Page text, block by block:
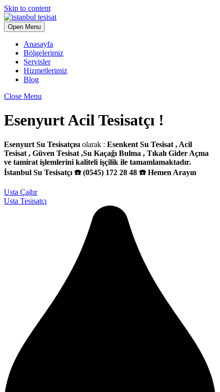
Skip to content
Open Menu
Anasayfa
Bölgelerimiz
Servisler
Hizmetlerimiz
Blog
Close Menu
Esenyurt Acil Tesisatçı !
Esenyurt Su Tesisatçısı olarak : Esenkent Su Tesisat , Acil
Tesisat , Güven Tesisat ,Su Kaçağı Bulma , Tıkalı Gider Açma
ve tamirat işlemlerini kaliteli işçilik ile tamamlamaktadır.
İstanbul Su Tesisatçı ☎️ (0545) 172 28 48 ☎️ Hemen Arayın
Usta Çağır
Usta Tesisatçı